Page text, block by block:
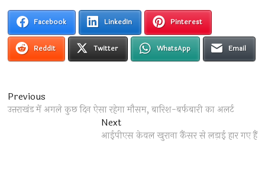
Facebook LinkedIn Pinterest
Reddit Twitter WhatsApp Email
Post
navigation
Previous
post:
उत्तराखंड में अगले कुछ दिन ऐसा रहेगा मौसम, बारिश-बर्फबारी का अलर्ट
NextNext
post:
आईपीएस केवल खुराना कैंसर से लड़ाई हार गए हैं